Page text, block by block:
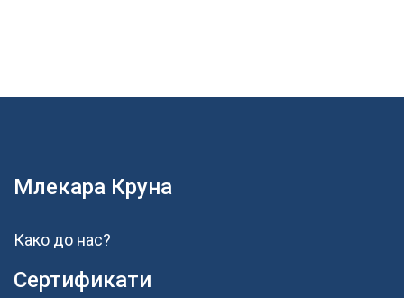
Млекара Круна
Како до нас?
Сертификати